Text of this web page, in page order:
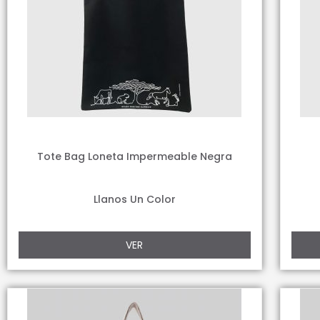
Tote Bag Loneta Impermeable Negra
Llanos Un Color
VER